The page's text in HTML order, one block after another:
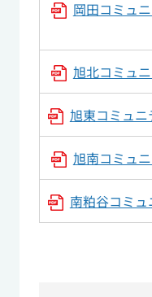
岡田コミュ
旭北コミュ
旭東コミュニ
旭南コミュ
南粕谷コミュ